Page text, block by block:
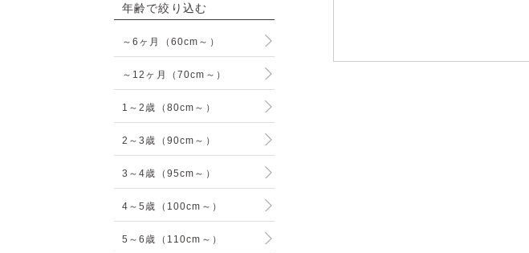
年齢で絞り込む
～6ヶ月（60cm～）
～12ヶ月（70cm～）
1～2歳（80cm～）
2～3歳（90cm～）
3～4歳（95cm～）
4～5歳（100cm～）
5～6歳（110cm～）